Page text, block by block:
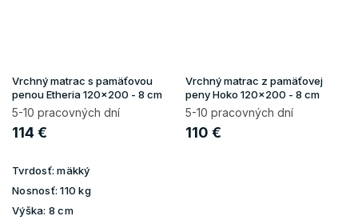
Vrchný matrac s pamäťovou
penou Etheria 120x200 - 8 cm
5-10 pracovných dní
114 €
Tvrdosť: mäkký
Nosnosť: 110 kg
Výška: 8 cm
Vrchný matrac z pamäťovej
peny Hoko 120x200 - 8 cm
5-10 pracovných dní
110 €